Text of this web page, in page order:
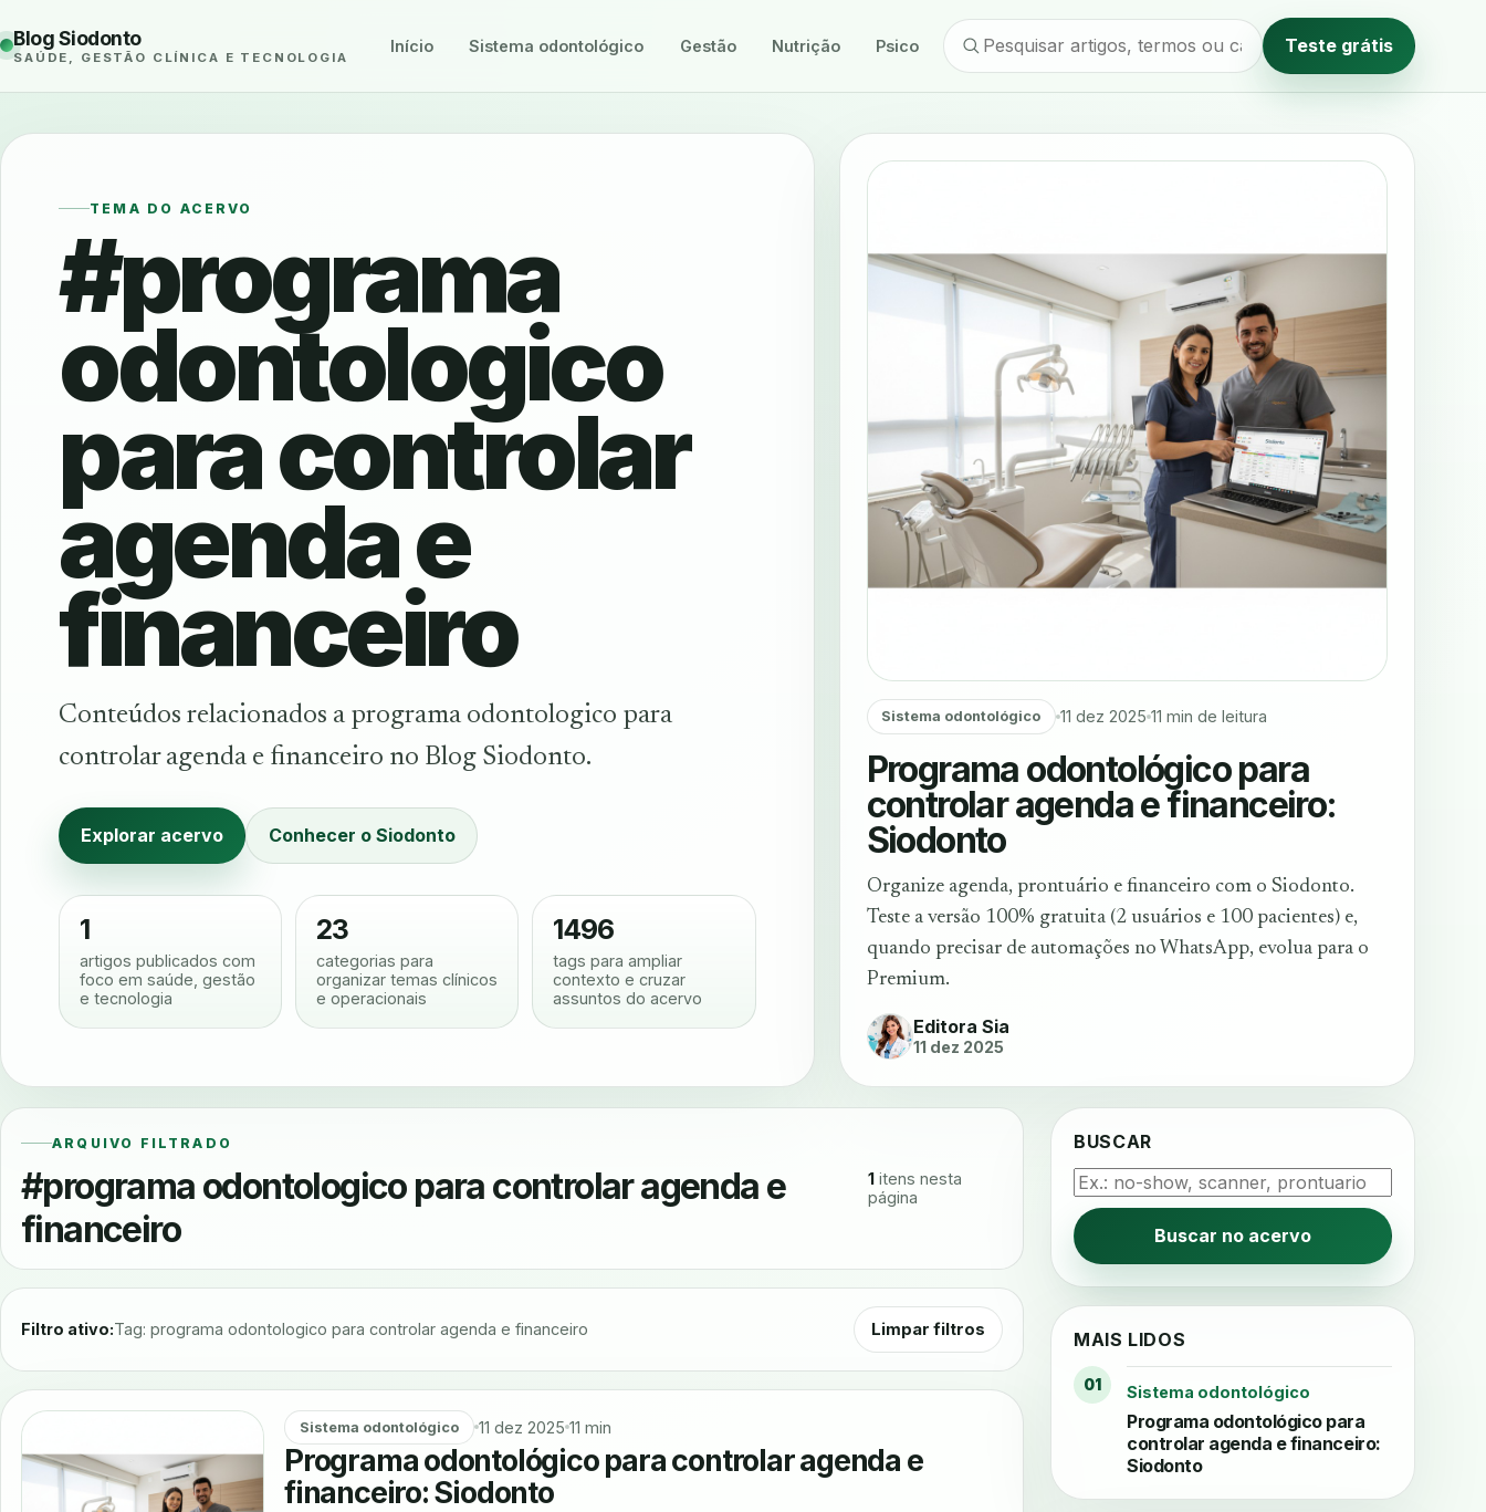
Blog Siodonto
SAÚDE, GESTÃO CLÍNICA E TECNOLOGIA
Início Sistema odontológico Gestão Nutrição Psicologia Método editorial Teste grátis
TEMA DO ACERVO
#programa
odontologico
para controlar
agenda e
financeiro
Conteúdos relacionados a programa odontologico para
controlar agenda e financeiro no Blog Siodonto.
Explorar acervo Conhecer o Siodonto
1
artigos publicados com
foco em saúde, gestão
e tecnologia
23
categorias para
organizar temas clínicos
e operacionais
1496
tags para ampliar
contexto e cruzar
assuntos do acervo
Sistema odontológico 11 dez 2025 11 min de leitura
Programa odontológico para
controlar agenda e financeiro:
Siodonto
Organize agenda, prontuário e financeiro com o Siodonto.
Teste a versão 100% gratuita (2 usuários e 100 pacientes) e,
quando precisar de automações no WhatsApp, evolua para o
Premium.
Editora Sia
11 dez 2025
ARQUIVO FILTRADO
#programa odontologico para controlar agenda e
financeiro
1 itens nesta
página
Filtro ativo:Tag: programa odontologico para controlar agenda e financeiro Limpar filtros
Sistema odontológico 11 dez 2025 11 min
Programa odontológico para controlar agenda e
financeiro: Siodonto
BUSCAR
Buscar no acervo
MAIS LIDOS
01 Sistema odontológico
Programa odontológico para
controlar agenda e financeiro:
Siodonto